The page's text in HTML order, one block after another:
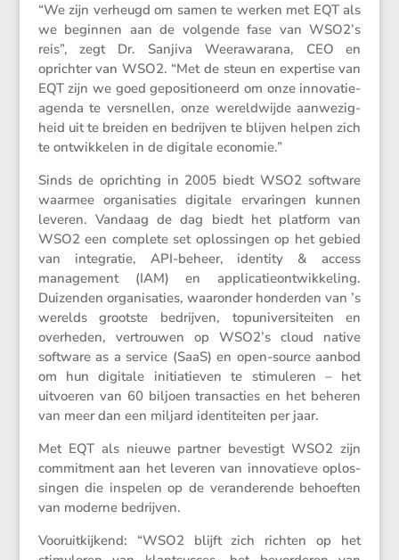
“We zijn verheugd om samen te werken met EQT als
we beginnen aan de volgende fase van WSO2’s
reis”, zegt Dr. Sanjiva Weera­warana, CEO en
oprichter van WSO2. “Met de steun en exper­tise van
EQT zijn we goed geposi­ti­o­neerd om onze innova­tie­
agenda te versnellen, onze wereld­wijde aanwe­zig­
heid uit te breiden en bedrijven te blijven helpen zich
te ontwik­kelen in de digitale economie.”
Sinds de oprich­ting in 2005 biedt WSO2 software
waarmee organi­sa­ties digitale ervaringen kunnen
leveren. Vandaag de dag biedt het platform van
WSO2 een complete set oplos­singen op het gebied
van integratie, API-beheer, identity & access
manage­ment (IAM) en appli­ca­tie­ont­wik­ke­ling.
Duizenden organi­sa­ties, waaronder honderden van ’s
werelds grootste bedrijven, topuni­ver­si­teiten en
overheden, vertrouwen op WSO2’s cloud native
software as a service (SaaS) en open-source aanbod
om hun digitale initi­a­tieven te stimu­leren – het
uitvoeren van 60 biljoen trans­ac­ties en het beheren
van meer dan een miljard identi­teiten per jaar.
Met EQT als nieuwe partner beves­tigt WSO2 zijn
commit­ment aan het leveren van innova­tieve oplos­
singen die inspelen op de veran­de­rende behoeften
van moderne bedrijven.
Vooruit­kij­kend: “WSO2 blijft zich richten op het